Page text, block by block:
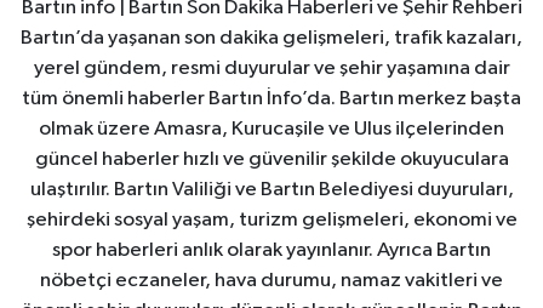
Bartın info | Bartın Son Dakika Haberleri ve Şehir Rehberi
Bartın’da yaşanan son dakika gelişmeleri, trafik kazaları,
yerel gündem, resmi duyurular ve şehir yaşamına dair
tüm önemli haberler Bartın İnfo’da. Bartın merkez başta
olmak üzere Amasra, Kurucaşile ve Ulus ilçelerinden
güncel haberler hızlı ve güvenilir şekilde okuyuculara
ulaştırılır. Bartın Valiliği ve Bartın Belediyesi duyuruları,
şehirdeki sosyal yaşam, turizm gelişmeleri, ekonomi ve
spor haberleri anlık olarak yayınlanır. Ayrıca Bartın
nöbetçi eczaneler, hava durumu, namaz vakitleri ve